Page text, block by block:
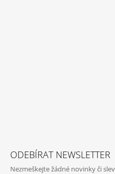
ODEBÍRAT NEWSLETTER
Nezmeškejte žádné novinky či